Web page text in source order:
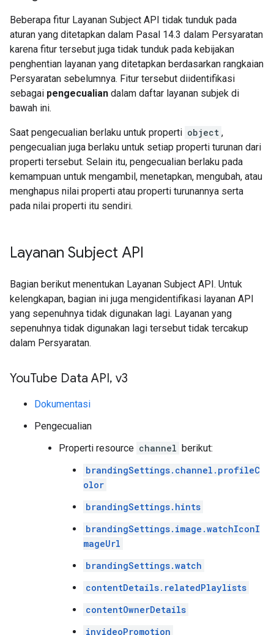
Beberapa fitur Layanan Subject API tidak tunduk pada
aturan yang ditetapkan dalam Pasal 14.3 dalam Persyaratan
karena fitur tersebut juga tidak tunduk pada kebijakan
penghentian layanan yang ditetapkan berdasarkan rangkaian
Persyaratan sebelumnya. Fitur tersebut diidentifikasi
sebagai pengecualian dalam daftar layanan subjek di
bawah ini.
Saat pengecualian berlaku untuk properti object ,
pengecualian juga berlaku untuk setiap properti turunan dari
properti tersebut. Selain itu, pengecualian berlaku pada
kemampuan untuk mengambil, menetapkan, mengubah, atau
menghapus nilai properti atau properti turunannya serta
pada nilai properti itu sendiri.
Layanan Subject API
Bagian berikut menentukan Layanan Subject API. Untuk
kelengkapan, bagian ini juga mengidentifikasi layanan API
yang sepenuhnya tidak digunakan lagi. Layanan yang
sepenuhnya tidak digunakan lagi tersebut tidak tercakup
dalam Persyaratan.
YouTube Data API, v3
Dokumentasi
Pengecualian
Properti resource channel berikut:
brandingSettings.channel.profileC
olor
brandingSettings.hints
brandingSettings.image.watchIconI
mageUrl
brandingSettings.watch
contentDetails.relatedPlaylists
contentOwnerDetails
invideoPromotion